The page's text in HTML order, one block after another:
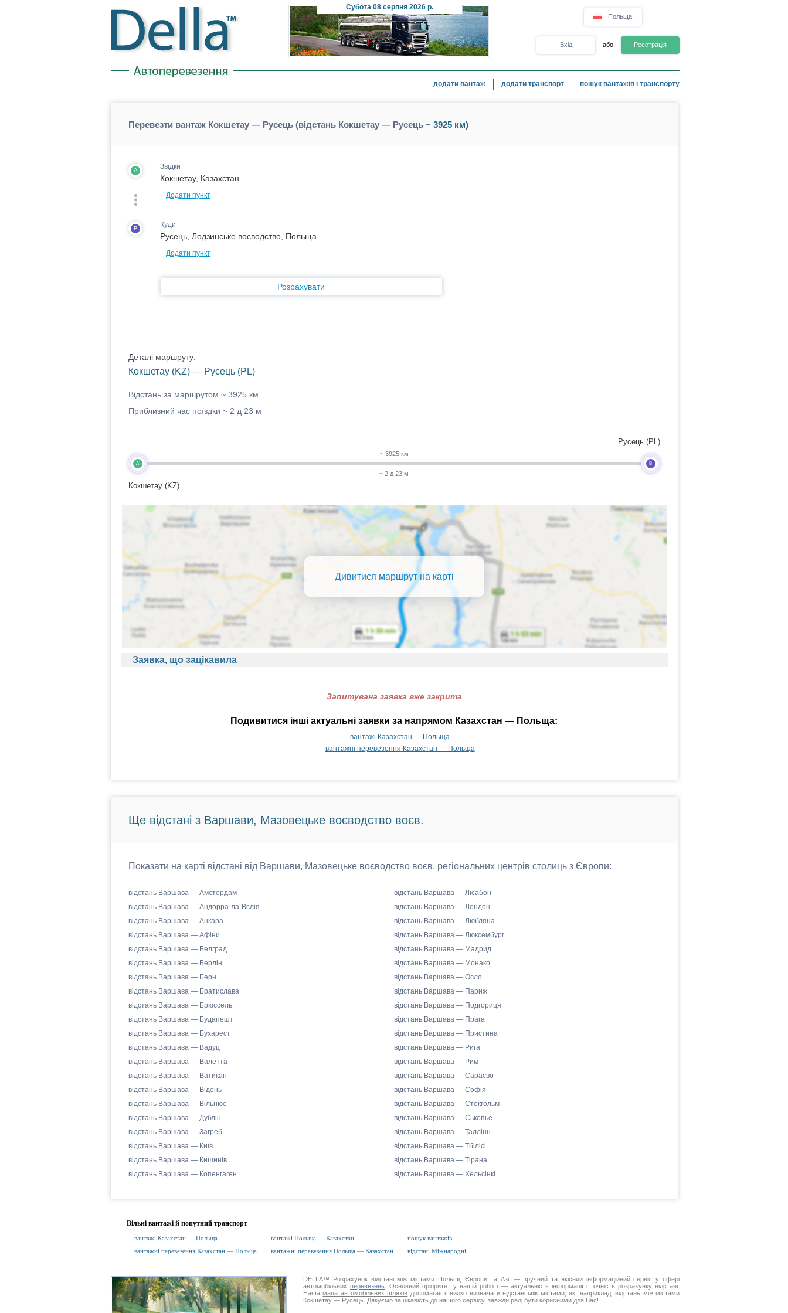
Субота08 серпня 2026 р.
Польща
Вхід або Реєстрація
додати вантаж додати транспорт пошук вантажів і транспорту
Перевезти вантаж Кокшетау — Русець (відстань Кокшетау — Русець~ 3925 км)
A Звідки
+ Додати пункт
B Куди
+ Додати пункт
Розрахувати
Деталі маршруту:
Кокшетау (KZ) — Русець (PL)
Відстань за маршрутом ~ 3925 км
Приблизний час поїздки ~ 2 д 23 м
A
Кокшетау (KZ)
~ 3925 км
~ 2 д 23 м
B
Русець (PL)
Дивитися маршрут на карті
Заявка, що зацікавила
Запитувана заявка вже закрита
Подивитися інші актуальні заявки за напрямом Казахстан — Польща:
вантажі Казахстан — Польща
вантажні перевезення Казахстан — Польща
Ще відстані з Варшави, Мазовецьке воєводство воєв.
Показати на карті відстані від Варшави, Мазовецьке воєводство воєв. регіональних центрів столиць з Європи:
відстань Варшава — Амстердам
відстань Варшава — Андорра-ла-Вєлія
відстань Варшава — Анкара
відстань Варшава — Афіни
відстань Варшава — Белград
відстань Варшава — Берлін
відстань Варшава — Берн
відстань Варшава — Братислава
відстань Варшава — Брюссель
відстань Варшава — Будапешт
відстань Варшава — Бухарест
відстань Варшава — Вадуц
відстань Варшава — Валетта
відстань Варшава — Ватикан
відстань Варшава — Відень
відстань Варшава — Вільнюс
відстань Варшава — Дублін
відстань Варшава — Загреб
відстань Варшава — Київ
відстань Варшава — Кишинів
відстань Варшава — Копенгаген
відстань Варшава — Лісабон
відстань Варшава — Лондон
відстань Варшава — Любляна
відстань Варшава — Люксембург
відстань Варшава — Мадрид
відстань Варшава — Монако
відстань Варшава — Осло
відстань Варшава — Париж
відстань Варшава — Подгориця
відстань Варшава — Прага
відстань Варшава — Пристина
відстань Варшава — Рига
відстань Варшава — Рим
відстань Варшава — Сараєво
відстань Варшава — Софія
відстань Варшава — Стокгольм
відстань Варшава — Ськопье
відстань Варшава — Таллінн
відстань Варшава — Тбілісі
відстань Варшава — Тірана
відстань Варшава — Хельсінкі
Вільні вантажі й попутний транспорт
вантажі Казахстан — Польща вантажі Польща — Казахстан
пошук вантажів
вантажні перевезення Казахстан — Польща
вантажні перевезення Польща — Казахстан відстані Міжнародні
DELLA™ Розрахунок відстаніміж містами Польщі, Європи та Азії — зручний та якісний інформаційний сервіс у сфері
автомобільнихперевезень . Основний пріоритет у нашій роботі — актуальність інформації і точність розрахунку відстані.
Нашамапа автомобільних шляхів допомагає швидко визначати відстані між містами, як, наприклад, відстань між містами
Кокшетау — Русець. Дякуємо за цікавість до нашого сервісу, завжди раді бути корисними для Вас!